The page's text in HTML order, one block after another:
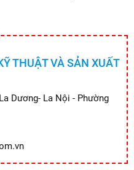
THUẬT VÀ SẢN XUẤT
Dương- La Nội - Phường